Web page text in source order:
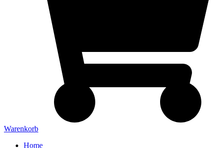
Warenkorb
Home